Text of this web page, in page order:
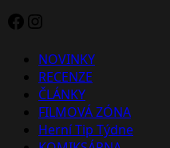
Facebook
Instagram
NOVINKY
RECENZE
ČLÁNKY
FILMOVÁ ZÓNA
Herní Tip Týdne